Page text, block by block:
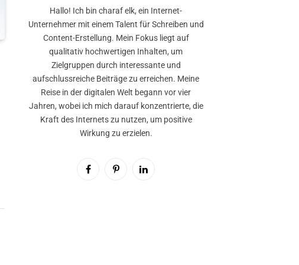
Hallo! Ich bin charaf elk, ein Internet-
Unternehmer mit einem Talent für Schreiben und
Content-Erstellung. Mein Fokus liegt auf
qualitativ hochwertigen Inhalten, um
Zielgruppen durch interessante und
aufschlussreiche Beiträge zu erreichen. Meine
Reise in der digitalen Welt begann vor vier
Jahren, wobei ich mich darauf konzentrierte, die
Kraft des Internets zu nutzen, um positive
Wirkung zu erzielen.
FacebookPinterestLinkedIn